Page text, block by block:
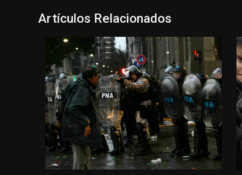
Artículos Relacionados